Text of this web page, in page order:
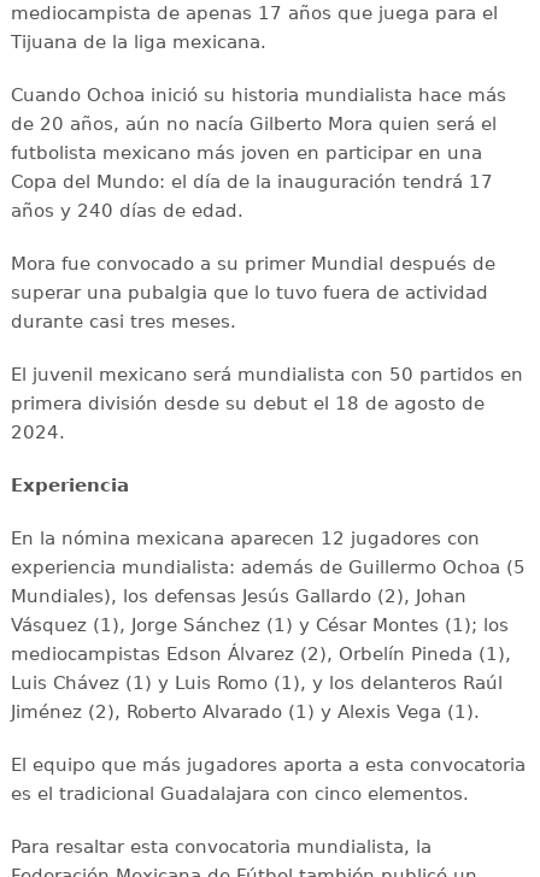
mediocampista de apenas 17 años que juega para el
Tijuana de la liga mexicana.
Cuando Ochoa inició su historia mundialista hace más
de 20 años, aún no nacía Gilberto Mora quien será el
futbolista mexicano más joven en participar en una
Copa del Mundo: el día de la inauguración tendrá 17
años y 240 días de edad.
Mora fue convocado a su primer Mundial después de
superar una pubalgia que lo tuvo fuera de actividad
durante casi tres meses.
El juvenil mexicano será mundialista con 50 partidos en
primera división desde su debut el 18 de agosto de
2024.
Experiencia
En la nómina mexicana aparecen 12 jugadores con
experiencia mundialista: además de Guillermo Ochoa (5
Mundiales), los defensas Jesús Gallardo (2), Johan
Vásquez (1), Jorge Sánchez (1) y César Montes (1); los
mediocampistas Edson Álvarez (2), Orbelín Pineda (1),
Luis Chávez (1) y Luis Romo (1), y los delanteros Raúl
Jiménez (2), Roberto Alvarado (1) y Alexis Vega (1).
El equipo que más jugadores aporta a esta convocatoria
es el tradicional Guadalajara con cinco elementos.
Para resaltar esta convocatoria mundialista, la